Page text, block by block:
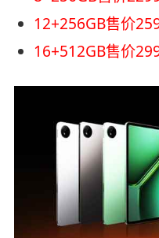
12+256GB售价
16+512GB售价